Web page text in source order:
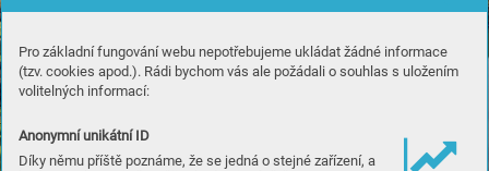
Pro základní fungování webu nepotřebujeme ukládat žádné informace
(tzv. cookies apod.). Rádi bychom vás ale požádali o souhlas s uložením
volitelných informací:
Anonymní unikátní ID
Díky němu příště poznáme, že se jedná o stejné zařízení, a